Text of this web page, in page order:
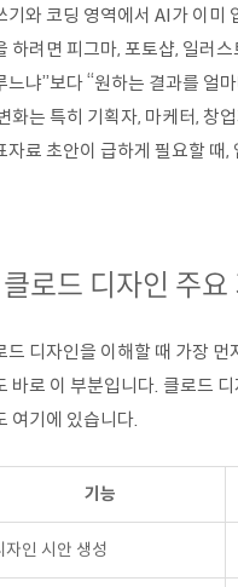
기와 코딩 영역에서 AI가 이미
하려면 피그마, 포토샵, 일러
느냐”보다 “원하는 결과를 얼
화는 특히 기획자, 마케터, 창
자료 초안이 급하게 필요할 때,
로드 디자인 주요
드 디자인을 이해할 때 가장 먼
바로 이 부분입니다. 클로드
여기에 있습니다.
기능
자인 시안 생성